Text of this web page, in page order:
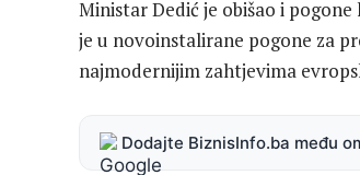
Ministar Dedić je obišao i pogone
je u novoinstalirane pogone za
najmodernijim zahtjevima
Dodajte BiznisInfo.ba među